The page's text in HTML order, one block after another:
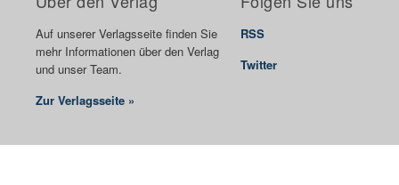
Auf unserer Verlagsseite finden Sie
mehr Informationen über den Verlag
und unser Team.
Zur Verlagsseite »
RSS
Twitter